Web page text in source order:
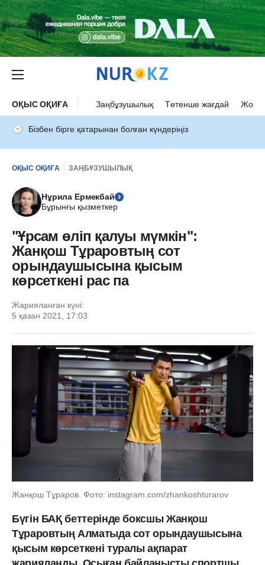
ОҚЫС ОҚИҒА Заңбұзушылық Төтенше жағдай Жол
Бізбен бірге қатарынан болған күндеріңіз
ОҚЫС ОҚИҒА ЗАҢБҰЗУШЫЛЫҚ
Нұрила Ермекбай
Бұрынғы қызметкер
"Ұрсам өліп қалуы мүмкін":
Жанқош Тұраровтың сот
орындаушысына қысым
көрсеткені рас па
Жарияланған күні:
5 қазан 2021, 17:03
Жанқош Тұраров. Фото: instagram.com/zhankoshturarov
Бүгін БАҚ беттерінде боксшы Жанқош
Тұраровтың Алматыда сот орындаушысына
қысым көрсеткені туралы ақпарат